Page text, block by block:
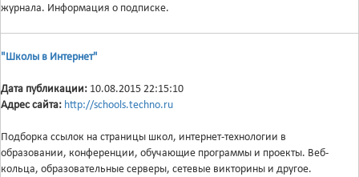
журнала. Информация о подписке.
"Школы в Интернет"
Дата публикации: 10.08.2015 22:15:10
Адрес сайта: http://schools.techno.ru
Подборка ссылок на страницы школ, интернет-технологии в
образовании, конференции, обучающие программы и проекты. Веб-
кольца, образовательные серверы, сетевые викторины и другое.